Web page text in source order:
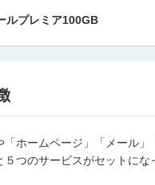
ルプレミア100GB
「ホームページ」「メール」
５つのサービスがセットにな